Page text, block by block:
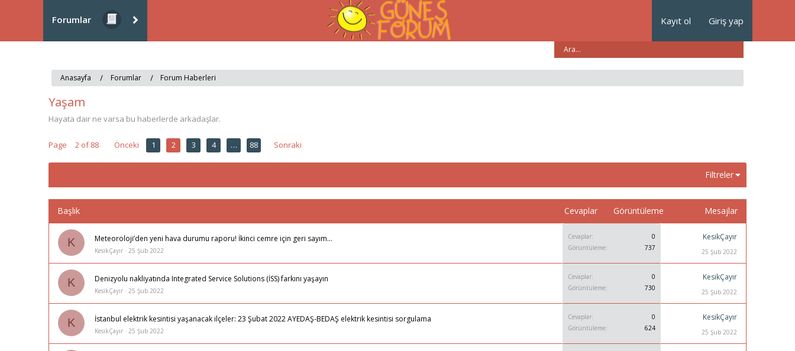
Forumlar Kayıt ol Giriş yap
Anasayfa Forumlar Forum Haberleri
Yaşam
Hayata dair ne varsa bu haberlerde arkadaşlar.
Page 2 of 88 Önceki 1 2 3 4 … 88 Sonraki
Filtreler
Başlık Cevaplar Görüntüleme Mesajlar
K Meteoroloji’den yeni hava durumu raporu! İkinci cemre için geri sayım…
KesikÇayır 25 Şub 2022
Cevaplar
0
Görüntüleme
737
KesikÇayır
25 Şub 2022
K Denizyolu nakliyatında Integrated Service Solutions (İSS) farkını yaşayın
KesikÇayır 25 Şub 2022
Cevaplar
0
Görüntüleme
730
KesikÇayır
25 Şub 2022
K İstanbul elektrik kesintisi yaşanacak ilçeler: 23 Şubat 2022 AYEDAŞ-BEDAŞ elektrik kesintisi sorgulama
KesikÇayır 25 Şub 2022
Cevaplar
0
Görüntüleme
624
KesikÇayır
25 Şub 2022